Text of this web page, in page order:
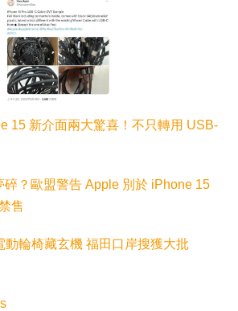
15 新介面兩大驚喜！不只轉用 USB-
碎？歐盟警告 Apple 別於 iPhone 15
售
動輪椅藏玄機 福田口岸搜獲大批